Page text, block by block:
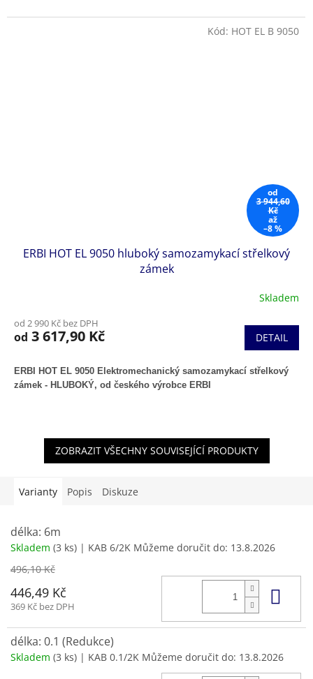
od
3 944,60
Kč
až
–8 %
ERBI HOT EL 9050 hluboký samozamykací střelkový
zámek
Skladem
od 2 990 Kč bez DPH
od 3 617,90 Kč DETAIL
ERBI HOT EL 9050 Elektromechanický samozamykací střelkový
zámek - HLUBOKÝ, od českého výrobce ERBI
Kód: HOT EL B 9050
ZOBRAZIT VŠECHNY SOUVISEJÍCÍ PRODUKTY
Varianty Popis Diskuze
délka: 6m
Skladem (3 ks) | KAB 6/2K Můžeme doručit do: 13.8.2026
496,10 Kč
446,49 Kč
369 Kč bez DPH
délka: 0.1 (Redukce)
Skladem (3 ks) | KAB 0.1/2K Můžeme doručit do: 13.8.2026